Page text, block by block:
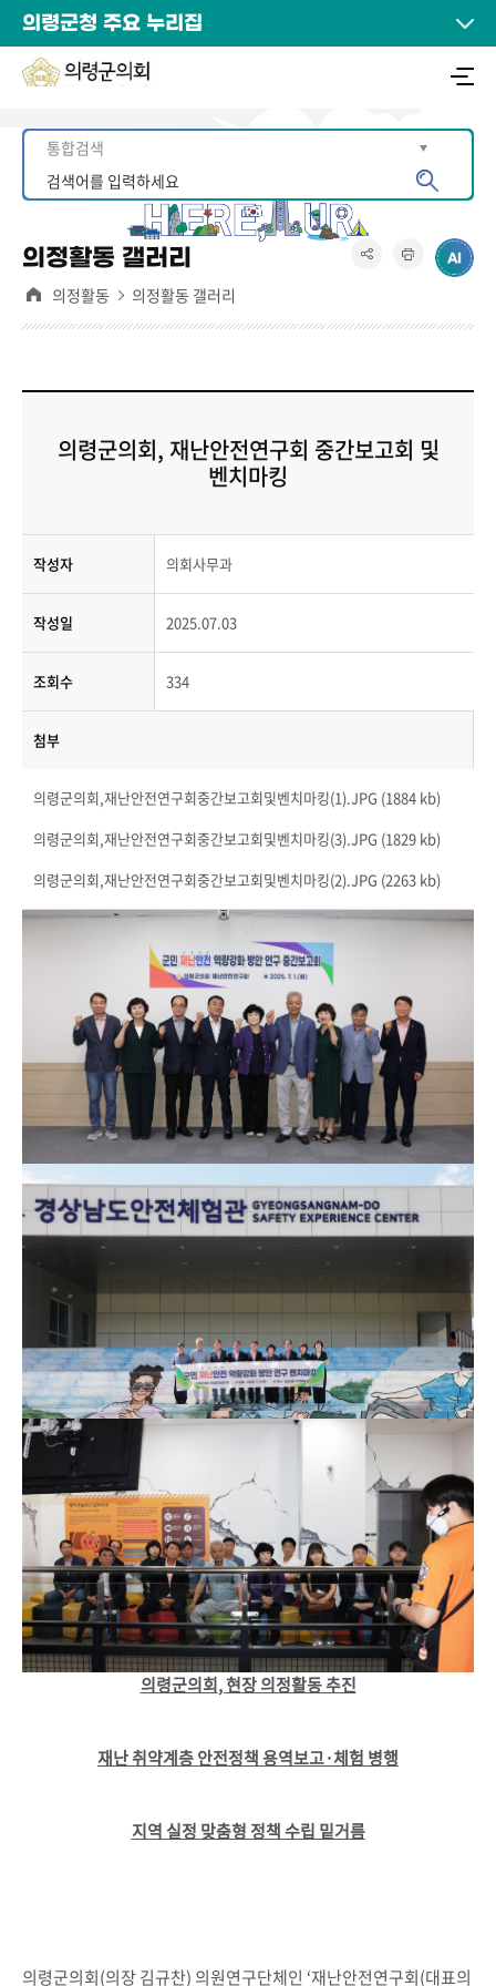
의령군청 주요 누리집
의정활동 갤러리
의정활동 의정활동 갤러리
의령군의회, 재난안전연구회 중간보고회 및
벤치마킹
작성자 의회사무과
작성일 2025.07.03
조회수 334
첨부
의령군의회,재난안전연구회중간보고회및벤치마킹(1).JPG (1884 kb)
의령군의회,재난안전연구회중간보고회및벤치마킹(3).JPG (1829 kb)
의령군의회,재난안전연구회중간보고회및벤치마킹(2).JPG (2263 kb)
의령군의회,현장 의정활동 추진
재난 취약계층 안전정책 용역보고·체험 병행
지역 실정 맞춤형 정책 수립 밑거름
의령군의회(의장 김규찬) 의원연구단체인 ‘재난안전연구회(대표의